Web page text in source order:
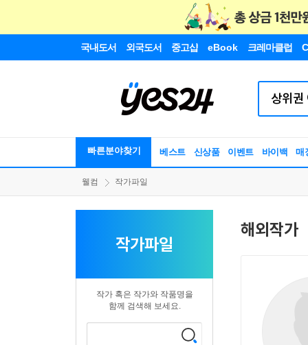
국내도서 외국도서 중고샵 eBook 크레마클럽
빠른분야찾기 베스트 신상품 이벤트 바이백 매
웰컴 작가파일
작가파일
작가 혹은 작가와 작품명을
함께 검색해 보세요.
해외작가